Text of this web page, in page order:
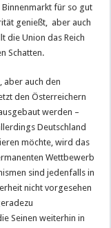
für so gut
genießt, aber auch
die Union das Reich
Schatten.
aber auch den
den Österreichern
werden –
Deutschland
möchte, wird das
Wettbewerb
sind jedenfalls in
nicht vorgesehen
Seinen weiterhin in